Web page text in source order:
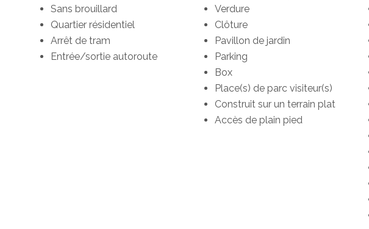
Sans brouillard
Quartier résidentiel
Arrêt de tram
Entrée/sortie autoroute
Verdure
Clôture
Pavillon de jardin
Parking
Box
Place(s) de parc visiteur(s)
Construit sur un terrain plat
Accès de plain pied